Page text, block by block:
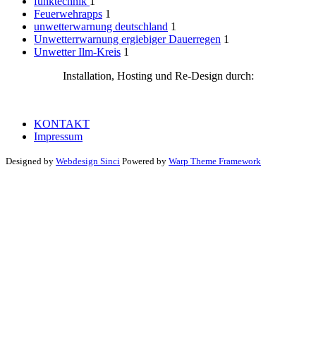
Feuerwehrapps 1
unwetterwarnung deutschland 1
Unwetterrwarnung ergiebiger Dauerregen 1
Unwetter Ilm-Kreis 1
Installation, Hosting und Re-Design durch:
KONTAKT
Impressum
Designed by Webdesign Sinci Powered by Warp Theme Framework